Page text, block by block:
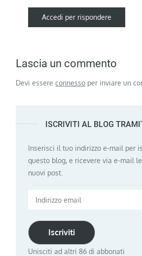
Accedi per rispondere
Lascia un commento
Devi essereconnesso per inviare un
ISCRIVITI AL BLOG
Inserisci il tuo indirizzo e-mail per
questo blog, e ricevere via e-mail
nuovi post.
Indirizzo
Iscriviti
Unisciti ad altri 86 di abbonati